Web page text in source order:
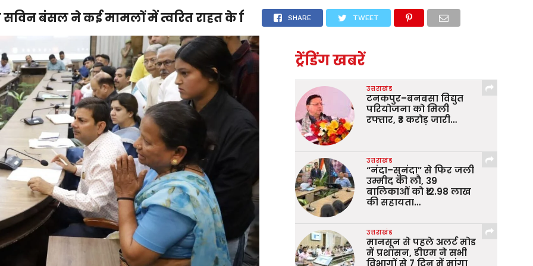
दुनिया उत्तराखंड धर्म-संस्कृति राजनीति संपर्क करें
बंसल ने कई मामलों में त्वरित राहत के दिए निर्देशSHARE TWEET
ट्रेंडिंग खबरें
उत्तराखंड
टनकपुर–बनबसा विद्युत
परियोजना को मिली
रफ्तार, ₹3 करोड़ जारी…
उत्तराखंड
“नंदा–सुनंदा” से फिर जली
उम्मीद की लौ, 39
बालिकाओं को ₹12.98 लाख
की सहायता…
उत्तराखंड
मानसून से पहले अलर्ट मोड
में प्रशासन, डीएम ने सभी
विभागों से 7 दिन में मांगा